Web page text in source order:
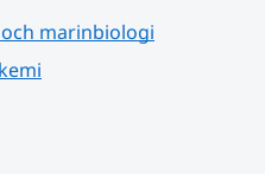
marinbiologi